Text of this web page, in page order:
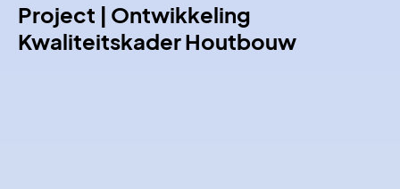
Project | Ontwikkeling
Kwaliteitskader Houtbouw